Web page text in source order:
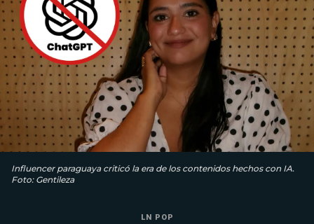
Influencer paraguaya criticó la era de los contenidos hechos con IA.
Foto: Gentileza
LN POP